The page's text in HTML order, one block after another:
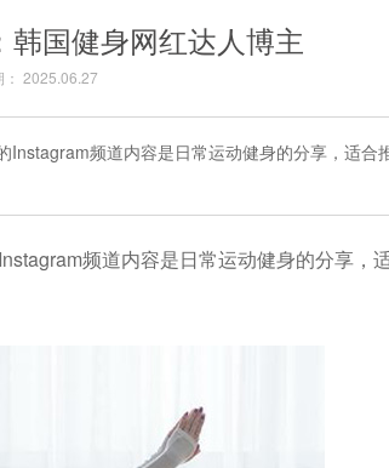
韩国健身网红达人博主
： 2025.06.27
频道内容是日常运动健身的分享，适合
频道内容是日常运动健身的分享，